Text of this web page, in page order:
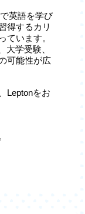
英語を学び
得するカリ
ています。
大学受験、
可能性が広
Leptonをお